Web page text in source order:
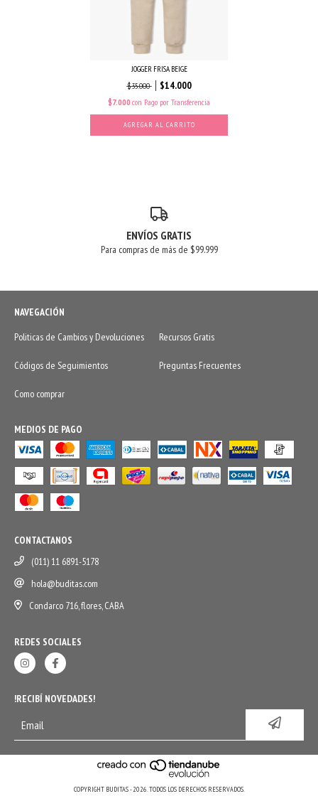
JOGGER FRISA BEIGE
$35.000 $14.000
$7.000 con Pago por Transferencia
AGREGAR AL CARRITO
ENVÍOS GRATIS
Para compras de más de $99.999
NAVEGACIÓN
Politicas de Cambios y Devoluciones
Recursos Gratis
Códigos de Seguimientos Preguntas Frecuentes
Como comprar
MEDIOS DE PAGO
CONTACTANOS
(011) 11 6891-5178
hola@buditas.com
Condarco 716, flores, CABA
REDES SOCIALES
!RECIBÍ NOVEDADES!
COPYRIGHT BUDITAS - 2026. TODOS LOS DERECHOS RESERVADOS.